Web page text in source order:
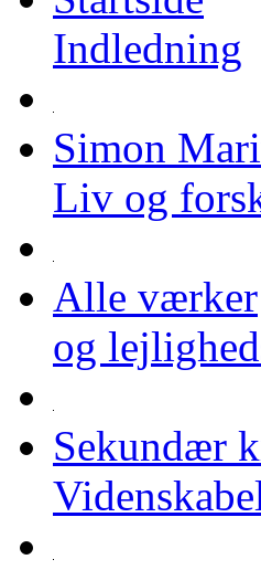
Indledning
Simon
Liv og
Alle værker
og
Sekundær